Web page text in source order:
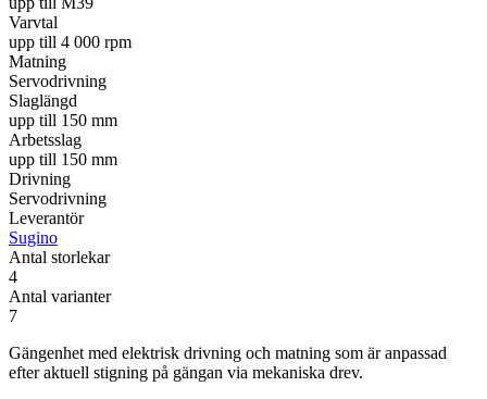
Varvtal
upp till 4 000 rpm
Matning
Servodrivning
Slaglängd
upp till 150 mm
Arbetsslag
upp till 150 mm
Drivning
Servodrivning
Leverantör
Sugino
Antal storlekar
4
Antal varianter
7
Gängenhet med elektrisk drivning och matning som är anpassad
efter aktuell stigning på gängan via mekaniska drev.